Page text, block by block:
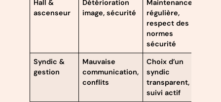
Hall &
ascenseur
Détérioration
image, sécurité
Maintenance
régulière,
respect des
normes
sécurité
Syndic &
gestion
Mauvaise
communication,
conflits
Choix d’un
syndic
transparent,
suivi actif